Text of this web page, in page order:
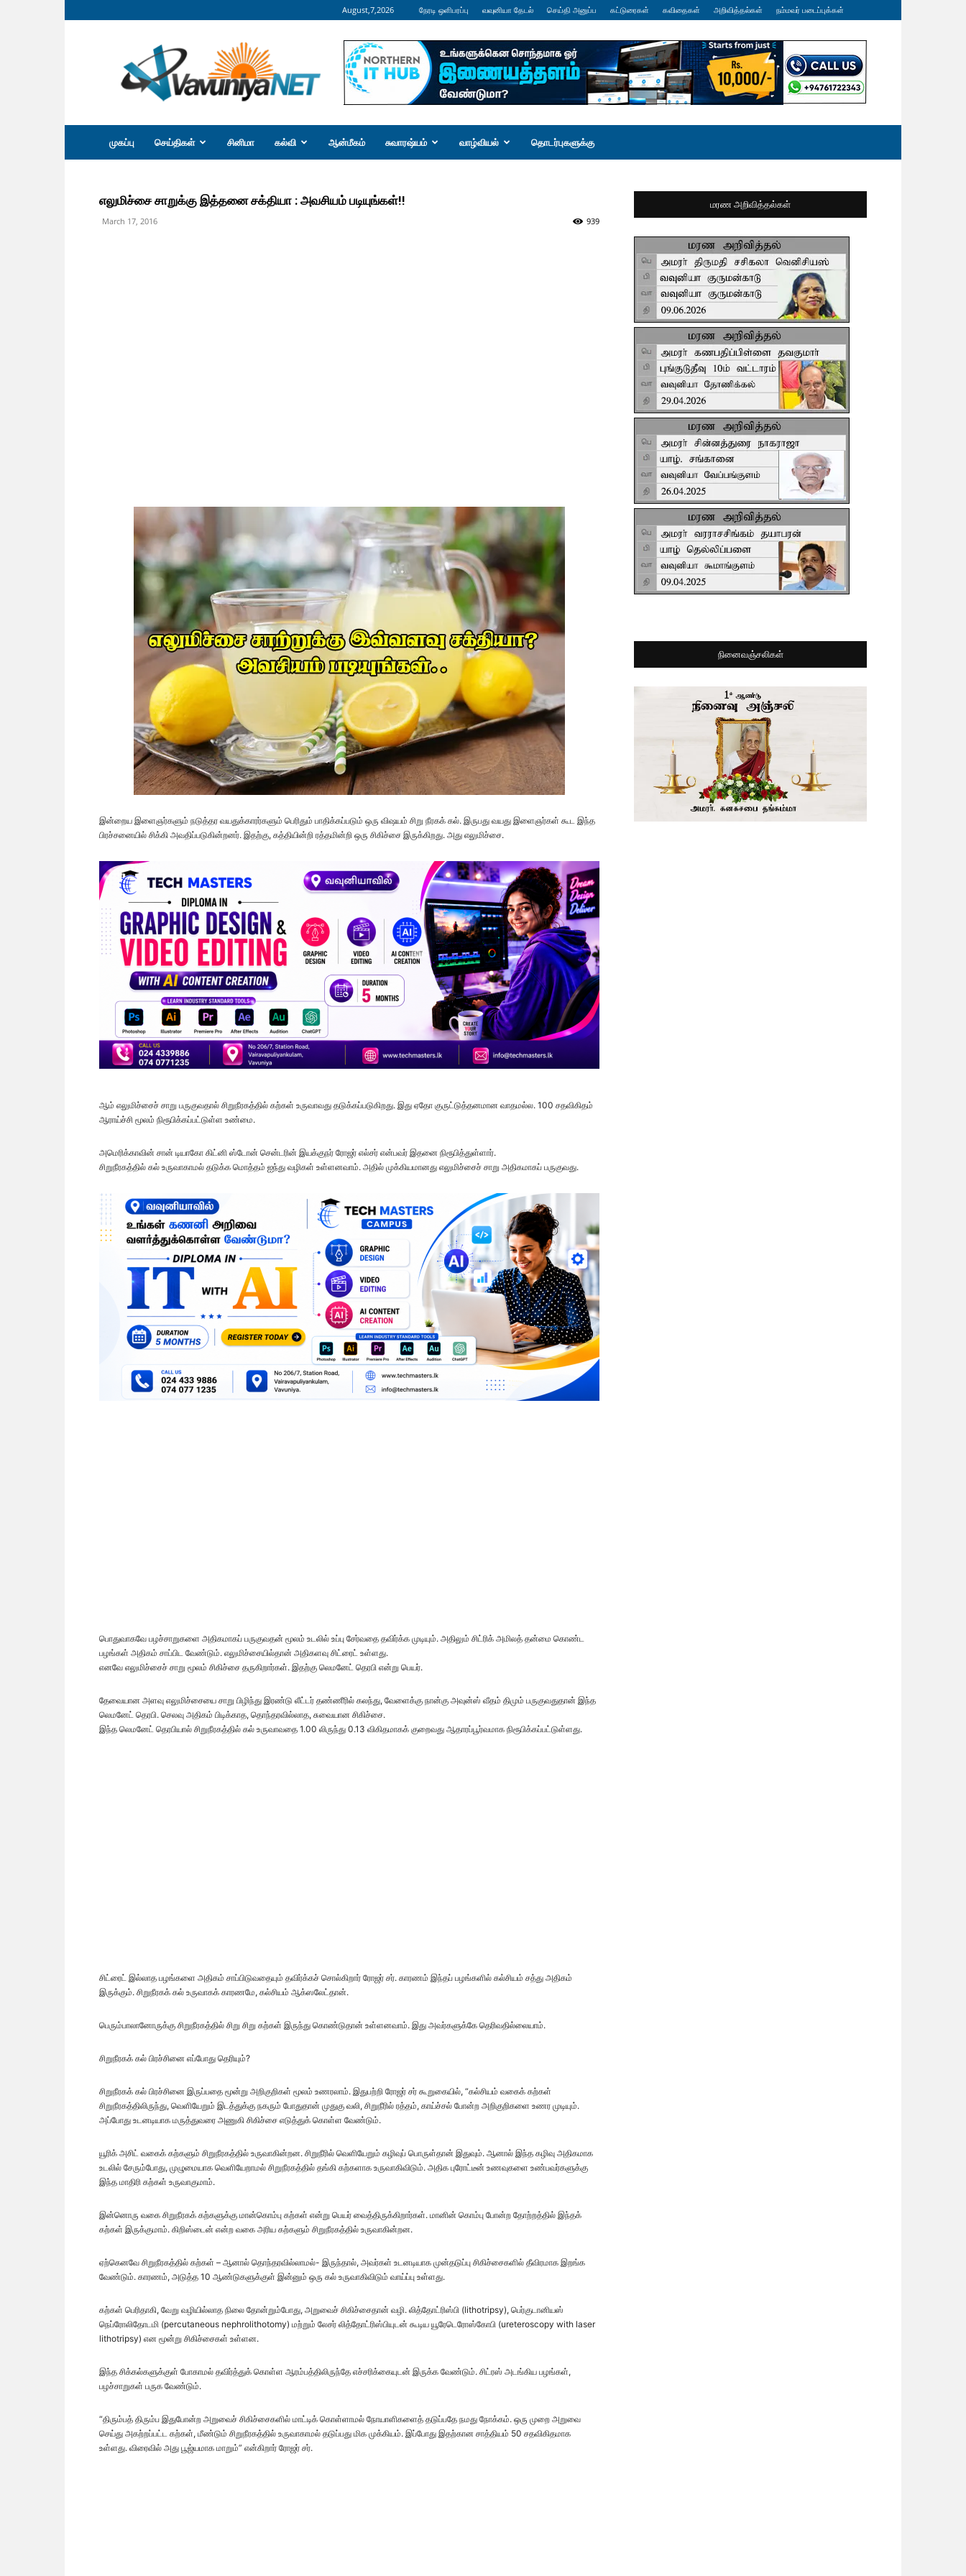
August,7,2026 நேரடி ஒளிபரப்பு வவுனியா தேடல் செய்தி அனுப்ப கட்டுரைகள் கவிதைகள் அறிவித்தல்கள் நம்மவர் படைப்புக்கள்
வவுனியா
நெற்
முகப்பு செய்திகள் சினிமா கல்வி ஆன்மீகம் சுவாரஷ்யம் வாழ்வியல் தொடர்புகளுக்கு
எலுமிச்சை சாறுக்கு இத்தனை சக்தியா : அவசியம் படியுங்கள்!!
March 17, 2016 939
இன்றைய இளைஞர்களும் நடுத்தர வயதுக்காரர்களும் பெரிதும் பாதிக்கப்படும் ஒரு விஷயம் சிறு நீரகக் கல். இருபது வயது இளைஞர்கள் கூட இந்த
பிரச்சனையில் சிக்கி அவதிப்படுகின்றனர். இதற்கு, கத்தியின்றி ரத்தமின்றி ஒரு சிகிச்சை இருக்கிறது. அது எலுமிச்சை.
ஆம் எலுமிச்சைச் சாறு பருகுவதால் சிறுநீரகத்தில் கற்கள் உருவாவது தடுக்கப்படுகிறது. இது ஏதோ குருட்டுத்தனமான வாதமல்ல. 100 சதவிகிதம்
ஆராய்ச்சி மூலம் நிரூபிக்கப்பட்டுள்ள உண்மை.
அமெரிக்காவின் சான் டியாகோ கிட்னி ஸ்டோன் சென்டரின் இயக்குநர் ரோஜர் எல்சர் என்பவர் இதனை நிரூபித்துள்ளார்.
சிறுநீரகத்தில் கல் உருவாகாமல் தடுக்க மொத்தம் ஐந்து வழிகள் உள்ளனவாம். அதில் முக்கியமானது எலுமிச்சைச் சாறு அதிகமாகப் பருகுவது.
பொதுவாகவே பழச்சாறுகளை அதிகமாகப் பருகுவதன் மூலம் உடலில் உப்பு சேர்வதை தவிர்க்க முடியும். அதிலும் சிட்ரிக் அமிலத் தன்மை கொண்ட
பழங்கள் அதிகம் சாப்பிட வேண்டும். எலுமிச்சையில்தான் அதிகளவு சிட்ரைட் உள்ளது.
எனவே எலுமிச்சைச் சாறு மூலம் சிகிச்சை தருகிறார்கள். இதற்கு லெமனேட் தெரபி என்று பெயர்.
தேவையான அளவு எலுமிச்சையை சாறு பிழிந்து இரண்டு லீட்டர் தண்ணீரில் கலந்து, வேளைக்கு நான்கு அவுன்ஸ் வீதம் திமும் பருகுவதுதான் இந்த
லெமனேட் தெரபி. செலவு அதிகம் பிடிக்காத, தொந்தரவில்லாத, சுவையான சிகிச்சை.
இந்த லெமனேட் தெரபியால் சிறுநீரகத்தில் கல் உருவாவதை 1.00 லிருந்து 0.13 விகிதமாகக் குறைவது ஆதாரப்பூர்வமாக நிரூபிக்கப்பட்டுள்ளது.
சிட்ரைட் இல்லாத பழங்களை அதிகம் சாப்பிடுவதையும் தவிர்க்கச் சொல்கிறார் ரோஜர் சர். காரணம் இந்தப் பழங்களில் கல்சியம் சத்து அதிகம்
இருக்கும். சிறுநீரகக் கல் உருவாகக் காரணமே, கல்சியம் ஆக்ஸலேட்தான்.
பெரும்பாலானோருக்கு சிறுநீரகத்தில் சிறு சிறு கற்கள் இருந்து கொண்டுதான் உள்ளனவாம். இது அவர்களுக்கே தெரிவதில்லையாம்.
சிறுநீரகக் கல் பிரச்சினை எப்போது தெரியும்?
சிறுநீரகக் கல் பிரச்சினை இருப்பதை மூன்று அறிகுறிகள் மூலம் உணரலாம். இதுபற்றி ரோஜர் சர் கூறுகையில், “கல்சியம் வகைக் கற்கள்
சிறுநீரகத்திலிருந்து, வெளியேறும் இடத்துக்கு நகரும் போதுதான் முதுகு வலி, சிறுநீரில் ரத்தம், காய்ச்சல் போன்ற அறிகுறிகளை உணர முடியும்.
அப்போது உடனடியாக மருத்துவரை அணுகி சிகிச்சை எடுத்துக் கொள்ள வேண்டும்.
யூரிக் அசிட் வகைக் கற்களும் சிறுநீரகத்தில் உருவாகின்றன. சிறுநீரில் வெளியேறும் கழிவுப் பொருள்தான் இதுவும். ஆனால் இந்த கழிவு அதிகமாக
உடலில் சேரும்போது, முழுமையாக வெளியேறாமல் சிறுநீரகத்தில் தங்கி கற்களாக உருவாகிவிடும். அதிக புரோட்டீன் உணவுகளை உண்பவர்களுக்கு
இந்த மாதிரி கற்கள் உருவாகுமாம்.
இன்னொரு வகை சிறுநீரகக் கற்களுக்கு மான்கொம்பு கற்கள் என்று பெயர் வைத்திருக்கிறார்கள். மானின் கொம்பு போன்ற தோற்றத்தில் இந்தக்
கற்கள் இருக்குமாம். கிறிஸ்டைன் என்ற வகை அரிய கற்களும் சிறுநீரகத்தில் உருவாகின்றன.
ஏற்கெனவே சிறுநீரகத்தில் கற்கள் – ஆனால் தொந்தரவில்லாமல்- இருந்தால், அவர்கள் உடனடியாக முன்தடுப்பு சிகிச்சைகளில் தீவிரமாக இறங்க
வேண்டும். காரணம், அடுத்த 10 ஆண்டுகளுக்குள் இன்னும் ஒரு கல் உருவாகிவிடும் வாய்ப்பு உள்ளது.
கற்கள் பெரிதாகி, வேறு வழியில்லாத நிலை தோன்றும்போது, அறுவைச் சிகிச்சைதான் வழி. லித்தோட்ரிஸ்பி (lithotripsy), பெர்குடானியஸ்
நெப்ரோலிதோடமி (percutaneous nephrolithotomy) மற்றும் லேசர் லித்தோட்ரிஸ்பியுடன் கூடிய யூரேடெரோஸ்கோபி (ureteroscopy with laser
lithotripsy) என மூன்று சிகிச்சைகள் உள்ளன.
இந்த சிக்கல்களுக்குள் போகாமல் தவிர்த்துக் கொள்ள ஆரம்பத்திலிருந்தே எச்சரிக்கையுடன் இருக்க வேண்டும். சிட்ரஸ் அடங்கிய பழங்கள்,
பழச்சாறுகள் பருக வேண்டும்.
“திரும்பத் திரும்ப இதுபோன்ற அறுவைச் சிகிச்சைகளில் மாட்டிக் கொள்ளாமல் நோயாளிகளைத் தடுப்பதே நமது நோக்கம். ஒரு முறை அறுவை
செய்து அகற்றப்பட்ட கற்கள், மீண்டும் சிறுநீரகத்தில் உருவாகாமல் தடுப்பது மிக முக்கியம். இப்போது இதற்கான சாத்தியம் 50 சதவிகிதமாக
உள்ளது. விரைவில் அது பூஜ்யமாக மாறும்” என்கிறார் ரோஜர் சர்.
மரண அறிவித்தல்கள்
நினைவஞ்சலிகள்